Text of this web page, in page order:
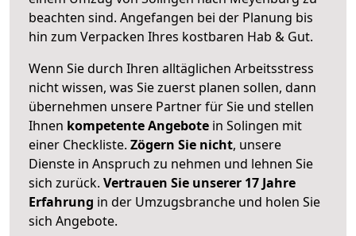
beachten sind. Angefangen bei der Planung bis
hin zum Verpacken Ihres kostbaren Hab & Gut.
Wenn Sie durch Ihren alltäglichen Arbeitsstress
nicht wissen, was Sie zuerst planen sollen, dann
übernehmen unsere Partner für Sie und stellen
Ihnen kompetente Angebote in Solingen mit
einer Checkliste. Zögern Sie nicht, unsere
Dienste in Anspruch zu nehmen und lehnen Sie
sich zurück. Vertrauen Sie unserer 17 Jahre
Erfahrung in der Umzugsbranche und holen Sie
sich Angebote.